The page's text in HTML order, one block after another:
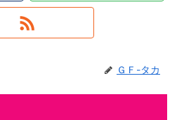
ＧＦ-タカ